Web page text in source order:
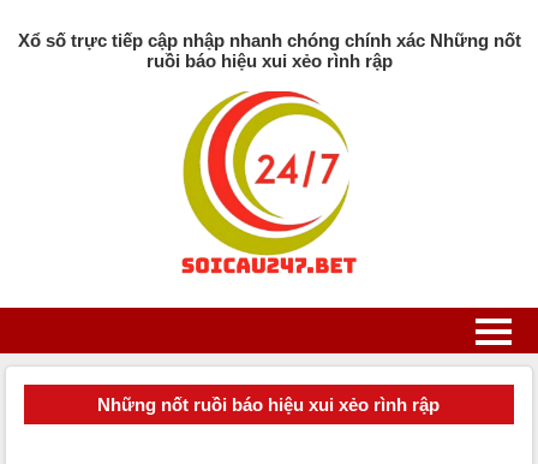
Xổ số trực tiếp cập nhập nhanh chóng chính xác Những nốt
ruồi báo hiệu xui xẻo rình rập
Những nốt ruồi báo hiệu xui xẻo rình rập